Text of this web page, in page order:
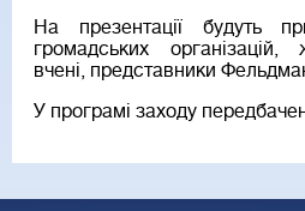
На презентації будуть
громадських організацій,
вчені, представники
У програмі заходу